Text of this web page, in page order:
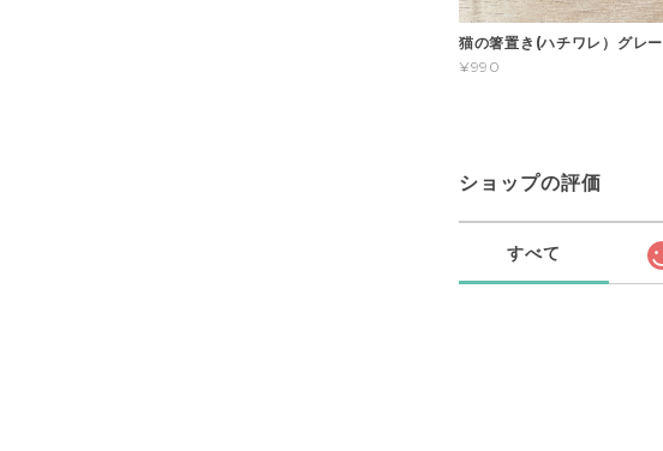
猫の箸置き(ハチワレ）グレー
¥990
ショップの評価
すべて